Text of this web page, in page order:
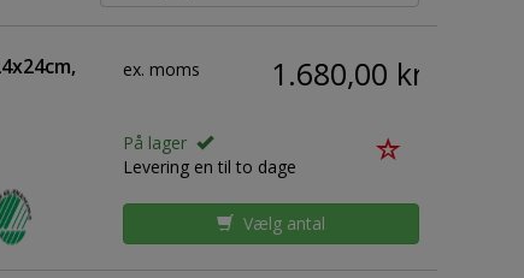
ex. moms 1.680,00 kr.
På lager
Levering en til to dage
Vælg antal